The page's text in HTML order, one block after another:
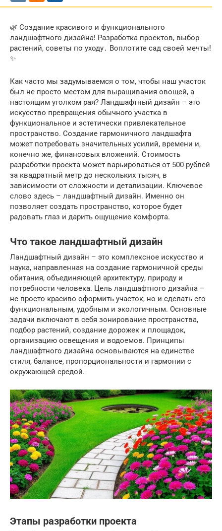
🌿 Создание красивого и функционального
ландшафтного дизайна! Разработка проектов, выбор
растений, советы по уходу․ Воплотите сад своей мечты!
✨
Как часто мы задумываемся о том, чтобы наш участок
был не просто местом для выращивания овощей, а
настоящим уголком рая? Ландшафтный дизайн – это
искусство превращения обычного участка в
функциональное и эстетически привлекательное
пространство. Создание гармоничного ландшафта
может потребовать значительных усилий, времени и,
конечно же, финансовых вложений. Стоимость
разработки проекта может варьироваться от 500 рублей
за квадратный метр до нескольких тысяч, в
зависимости от сложности и детализации. Ключевое
слово здесь – ландшафтный дизайн. Именно он
позволяет создать пространство, которое будет
радовать глаз и дарить ощущение комфорта.
Что такое ландшафтный дизайн
Ландшафтный дизайн – это комплексное искусство и
наука, направленная на создание гармоничной среды
обитания, объединяющей архитектуру, природу и
потребности человека. Цель ландшафтного дизайна –
не просто красиво оформить участок, но и сделать его
функциональным, удобным и экологичным. Основные
задачи включают в себя зонирование пространства,
подбор растений, создание дорожек и площадок,
организацию освещения и водоемов. Принципы
ландшафтного дизайна основываются на единстве
стиля, балансе, пропорциональности и гармонии с
окружающей средой.
Этапы разработки проекта